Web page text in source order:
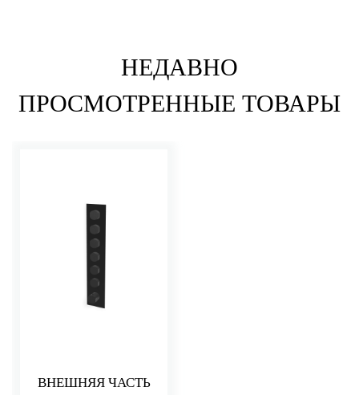
НЕДАВНО
ПРОСМОТРЕННЫЕ ТОВАРЫ
ВНЕШНЯЯ ЧАСТЬ